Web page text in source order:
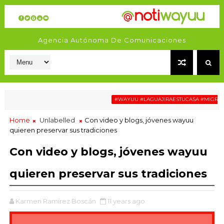
Agencia Autónoma De Comunicaciones
#WAYUU #LAGUAJIRAESTUCASA #MIGRACIÓN
Home Unlabelled
Con video y blogs, jóvenes wayuu
quieren preservar sus tradiciones
Con video y blogs, jóvenes wayuu
quieren preservar sus tradiciones
Karmen Ramírez Boscán 11 years ago